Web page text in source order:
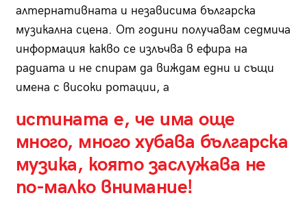
алтернативната и независима българска
музикална сцена. От години получавам седмича
информация какво се излъчва в ефира на
радиата и не спирам да виждам едни и същи
имена с високи ротации, а
истината е, че има още
много, много хубава българска
музика, която заслужава не
по-малко внимание!